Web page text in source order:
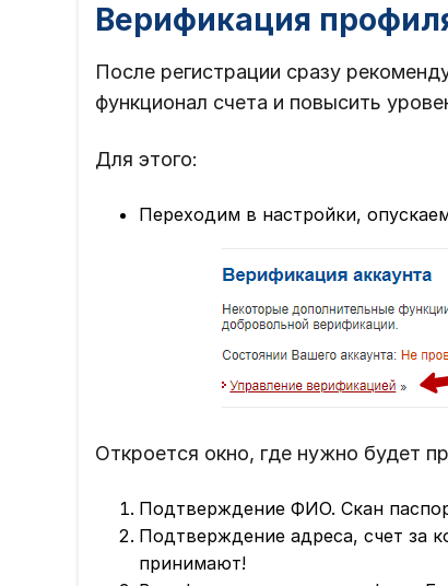
Верификация
После регистрации сразу
функционал счета и повысить
Для этого:
Переходим в настройки,
Откроется окно, где нужно будет
Подтверждение ФИО. Скан
Подтверждение адреса, счет за
принимают!